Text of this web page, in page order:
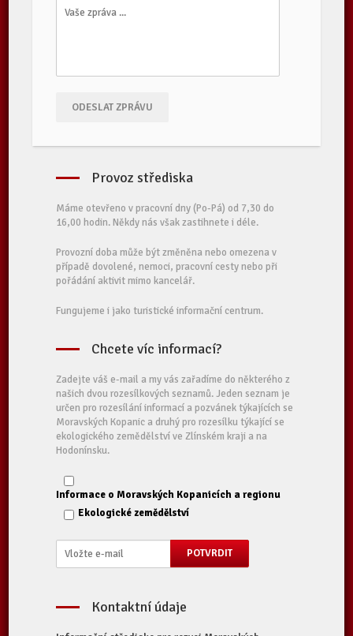
ODESLAT ZPRÁVU
Provoz střediska
Máme otevřeno v pracovní dny (Po-Pá) od 7,30 do
16,00 hodin. Někdy nás však zastihnete i déle.
Provozní doba může být změněna nebo omezena v
případě dovolené, nemoci, pracovní cesty nebo při
pořádání aktivit mimo kancelář.
Fungujeme i jako turistické informační centrum.
Chcete víc informací?
Zadejte váš e-mail a my vás zařadíme do některého z
našich dvou rozesílkových seznamů. Jeden seznam je
určen pro rozesílání informací a pozvánek týkajících se
Moravských Kopanic a druhý pro rozesílku týkající se
ekologického zemědělství ve Zlínském kraji a na
Hodonínsku.
Informace o Moravských Kopanicích a regionu
Ekologické zemědělství
Kontaktní údaje